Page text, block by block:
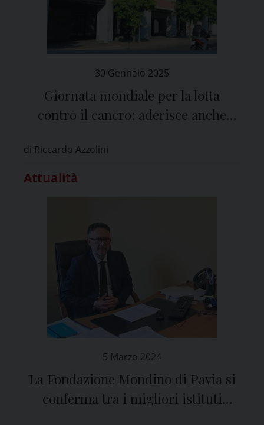
30 Gennaio 2025
Giornata mondiale per la lotta
contro il cancro: aderisce anche
di Riccardo Azzolini
Attualità
5 Marzo 2024
La Fondazione Mondino di Pavia si
conferma tra i migliori istituti